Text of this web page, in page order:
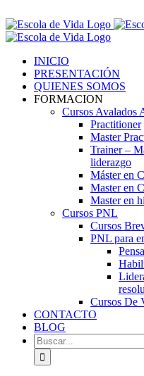
al
contenido
Facebook
Instagram
LinkedIn
INICIO
PRESENTACIÓN
QUIENES SOMOS
FORMACION
Cursos Avalados
Practitioner
Master
Trainer –
liderazgo
Máster en
Master en
Master en
Cursos PNL
Cursos
PNL para
Cursos De
CONTACTO
BLOG
Buscar: